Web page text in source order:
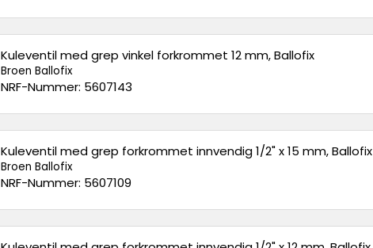
Kuleventil med grep vinkel forkrommet 12 mm, Ballofix
Broen Ballofix
NRF-Nummer: 5607143
Kuleventil med grep forkrommet innvendig 1/2" x 15 mm, Ballofix
Broen Ballofix
NRF-Nummer: 5607109